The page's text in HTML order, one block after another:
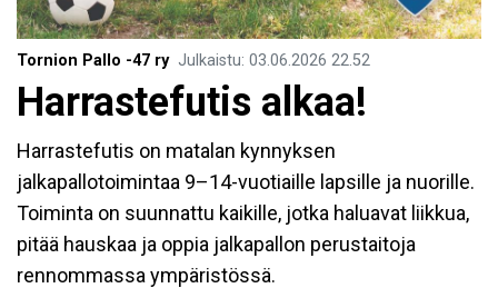
Tornion Pallo -47 ry Julkaistu: 03.06.2026 22.52
Harrastefutis alkaa!
Harrastefutis on matalan kynnyksen
jalkapallotoimintaa 9–14-vuotiaille lapsille ja nuorille.
Toiminta on suunnattu kaikille, jotka haluavat liikkua,
pitää hauskaa ja oppia jalkapallon perustaitoja
rennommassa ympäristössä.